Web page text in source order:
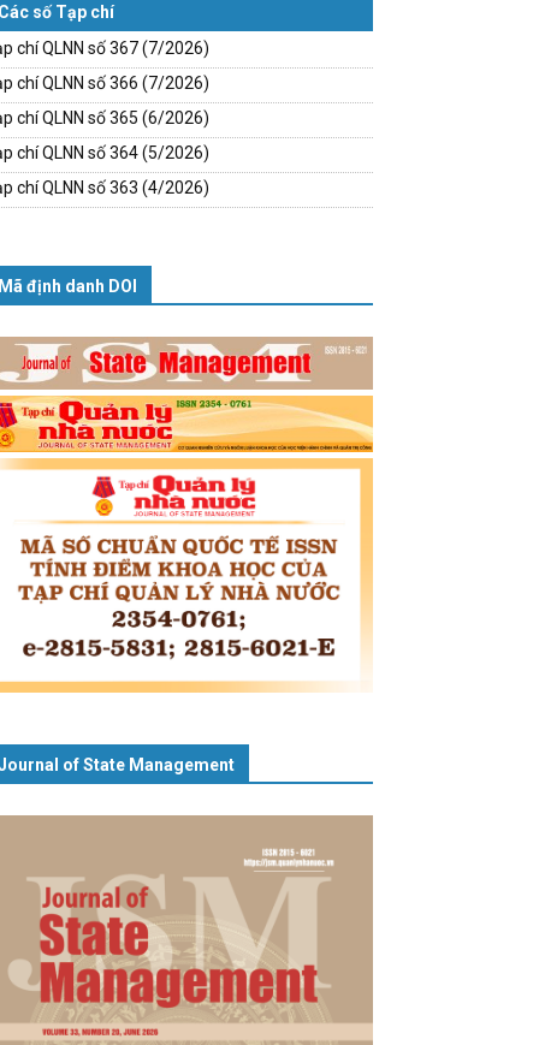
Các số Tạp chí
chí QLNN số 367 (7/2026)
chí QLNN số 366 (7/2026)
chí QLNN số 365 (6/2026)
chí QLNN số 364 (5/2026)
chí QLNN số 363 (4/2026)
Mã định danh DOI
of State Management